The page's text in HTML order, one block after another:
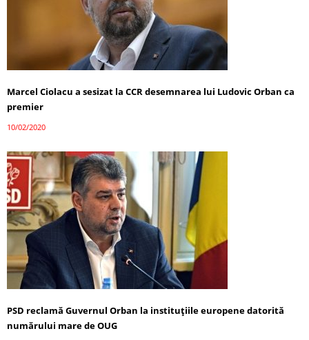
Marcel Ciolacu a sesizat la CCR desemnarea lui Ludovic Orban ca
premier
10/02/2020
PSD reclamă Guvernul Orban la instituțiile europene datorită
numărului mare de OUG